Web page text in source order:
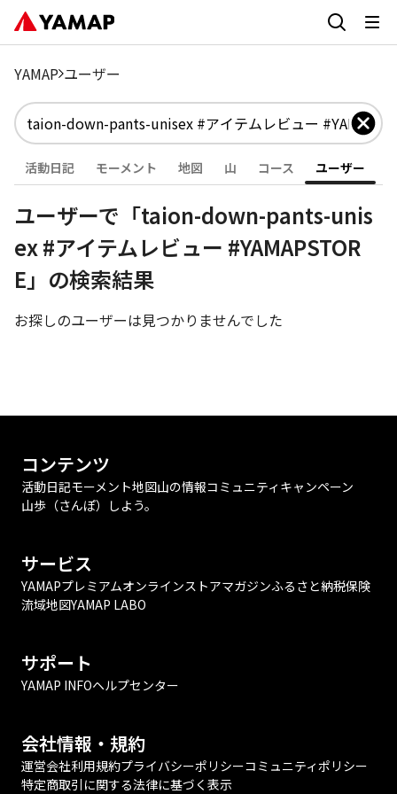
YAMAP ユーザー
活動日記 モーメント 地図 山 コース ユーザー
ユーザーで「taion-down-pants-unis
ex #アイテムレビュー #YAMAPSTOR
E」の検索結果
お探しのユーザーは見つかりませんでした
コンテンツ
活動日記モーメント地図山の情報コミュニティ キャンペーン
山歩（さんぽ）しよう。
サービス
YAMAPプレミアムオンラインストアマガジンふるさと納税保険
流域地図YAMAP LABO
サポート
YAMAP INFOヘルプセンター
会社情報・規約
運営会社利用規約プライバシーポリシーコミュニティポリシー
特定商取引に関する法律に基づく表示